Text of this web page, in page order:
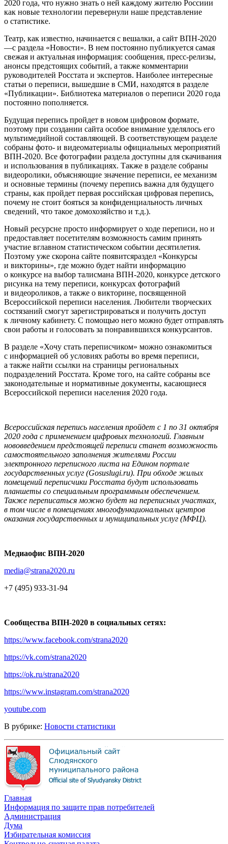
2020 года, что нужно знать о ней каждому жителю Россиии
как новые технологии перевернули наше представление
о статистике.
Театр, как известно, начинается с вешалки, а сайт ВПН-2020
—с раздела «Новости». В нем постоянно публикуется самая
свежая и актуальная информация: сообщения, пресс-релизы,
анонсы предстоящих событий, а также комментарии
руководителей Росстата и экспертов. Наиболее интересные
статьи о переписи, вышедшие в СМИ, находятся в разделе
«Публикации». Библиотека материалов о переписи 2020 года
постоянно пополняется.
Будущая перепись пройдет в новом цифровом формате,
поэтому при создании сайта особое внимание уделялось его
мультимедийной составляющей. В соответствующем разделе
собраны фото- и видеоматериалы официальных мероприятий
ВПН-2020. Все фотографии раздела доступны для скачивания
и использования в публикациях. Также в разделе собраны
видеоролики, объясняющие значение переписи, ее механизм
и основные термины (почему перепись важна для будущего
страны, как пройдет первая российская цифровая перепись,
почему не стоит бояться за конфиденциальность личных
сведений, что такое домохозяйство и т.д.).
Новый ресурсне просто информирует о ходе переписи, но и
предоставляет посетителям возможность самим принять
участие вглавном статистическом событии десятилетия.
Поэтому уже скорона сайте появитсяраздел «Конкурсы
и викторины», где можно будет найти информацию
о конкурсе на выбор талисмана ВПН-2020, конкурсе детского
рисунка на тему переписи, конкурсах фотографий
и видеороликов, а также о викторине, посвященной
Всероссийской переписи населения. Любители творческих
состязаний смогут зарегистрироваться и получить доступ
к личному кабинету. С помощью него можно будет отправлять
свои работы и голосовать за понравившихся конкурсантов.
В разделе «Хочу стать переписчиком» можно ознакомиться
с информацией об условиях работы во время переписи,
а также найти ссылки на страницы региональных
подразделений Росстата. Кроме того, на сайте собраны все
законодательные и нормативные документы, касающиеся
Всероссийской переписи населения 2020 года.
Всероссийская перепись населения пройдет с 1 по 31 октября
2020 года с применением цифровых технологий. Главным
нововведением предстоящей переписи станет возможность
самостоятельного заполнения жителями России
электронного переписного листа на Едином портале
государственных услуг (Gosuslugi.ru). При обходе жилых
помещений переписчики Росстата будут использовать
планшеты со специальным программным обеспечением.
Также переписаться можно будет на переписных участках,
в том числе в помещениях многофункциональных центров
оказания государственных и муниципальных услуг (МФЦ).
Медиаофис ВПН-2020
media@strana2020.ru
+7 (495) 933-31-94
Сообщества ВПН-2020 в социальных сетях:
https://www.facebook.com/strana2020
https://vk.com/strana2020
https://ok.ru/strana2020
https://www.instagram.com/strana2020
youtube.com
В рубрике: Новости статистики
Главная
Информация по защите прав потребителей
Администрация
Дума
Избирательная комиссия